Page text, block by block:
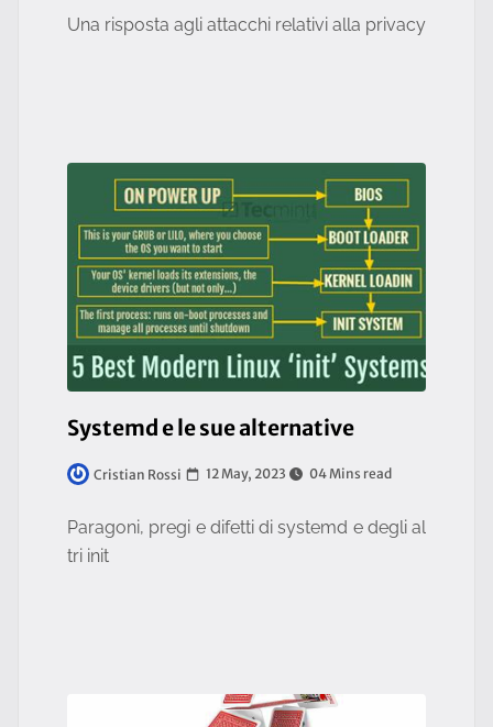
Una risposta agli attacchi relativi alla privacy
Systemd e le sue alternative
Cristian Rossi 12 May, 2023 04 Mins read
Paragoni, pregi e difetti di systemd e degli al
tri init